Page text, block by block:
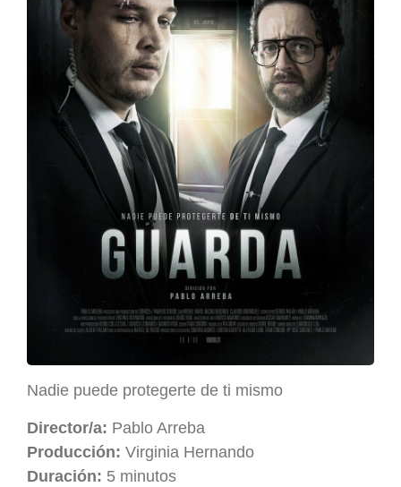
Nadie puede protegerte de ti mismo
Director/a: Pablo Arreba
Producción: Virginia Hernando
Duración: 5 minutos